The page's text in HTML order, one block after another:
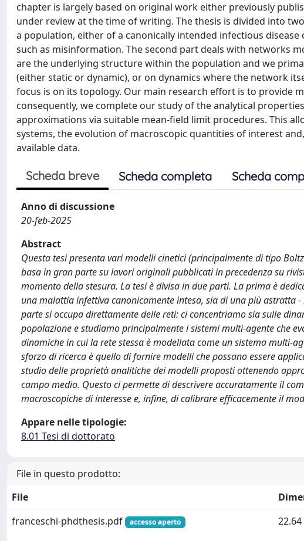
chapter is largely based on original work either previously
under review at the time of writing. The thesis is divided into
a population, either of a canonically intended infectious
such as misinformation. The second part deals with networks
are the underlying structure within the population and we
(either static or dynamic), or on dynamics where the network
focus is on its topology. Our main research effort is to provide
consequently, we complete our study of the analytical
approximations via suitable mean-field limit procedures. This
systems, the evolution of macroscopic quantities of interest
available data.
Scheda breve Scheda completa Scheda
Anno di discussione
20-feb-2025
Abstract
Questa tesi presenta vari modelli cinetici (principalmente di tipo
basa in gran parte su lavori originali pubblicati in precedenza su
momento della stesura. La tesi è divisa in due parti. La prima è
una malattia infettiva canonicamente intesa, sia di una più astratta
parte si occupa direttamente delle reti: ci concentriamo sia sulle
popolazione e studiamo principalmente i sistemi multi-agente che
dinamiche in cui la rete stessa è modellata come un sistema
sforzo di ricerca è quello di fornire modelli che possano essere
studio delle proprietà analitiche dei modelli proposti ottenendo
campo medio. Questo ci permette di descrivere accuratamente il
macroscopiche di interesse e, infine, di calibrare efficacemente il
Appare nelle tipologie:
8.01 Tesi di dottorato
File in questo prodotto:
File
franceschi-phdthesis.pdf
accesso aperto